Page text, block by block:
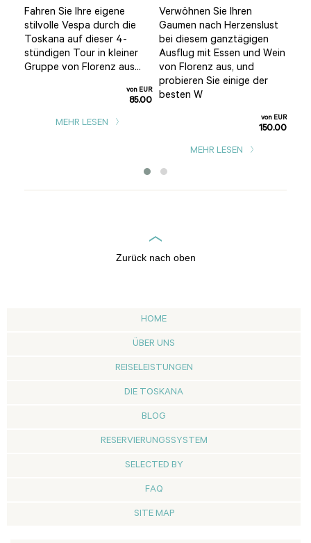
Fahren Sie Ihre eigene
stilvolle Vespa durch die
Toskana auf dieser 4-
stündigen Tour in kleiner
Gruppe von Florenz aus...
von EUR
85.00
MEHR LESEN
Verwöhnen Sie Ihren
Gaumen nach Herzenslust
bei diesem ganztägigen
Ausflug mit Essen und Wein
von Florenz aus, und
probieren Sie einige der
besten W
von EUR
150.00
MEHR LESEN
Zurück nach oben
HOME
ÜBER UNS
REISELEISTUNGEN
DIE TOSKANA
BLOG
RESERVIERUNGSSYSTEM
SELECTED BY
FAQ
SITE MAP